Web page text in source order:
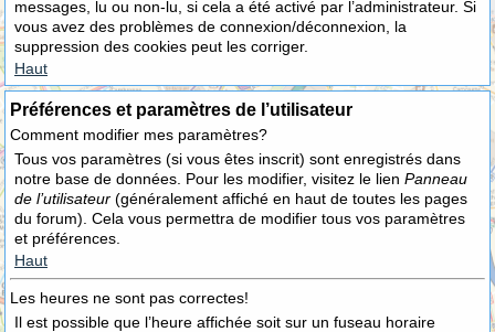
messages, lu ou non-lu, si cela a été activé par l’administrateur. Si
vous avez des problèmes de connexion/déconnexion, la
suppression des cookies peut les corriger.
Haut
Préférences et paramètres de l’utilisateur
Comment modifier mes paramètres?
Tous vos paramètres (si vous êtes inscrit) sont enregistrés dans
notre base de données. Pour les modifier, visitez le lien Panneau
de l’utilisateur (généralement affiché en haut de toutes les pages
du forum). Cela vous permettra de modifier tous vos paramètres
et préférences.
Haut
Les heures ne sont pas correctes!
Il est possible que l’heure affichée soit sur un fuseau horaire